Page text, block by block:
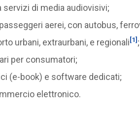
servizi di media audiovisivi;
aerei, con autobus,
urbani, extraurbani, e regionali[1] ;
per consumatori;
(e-book) e software dedicati;
elettronico.